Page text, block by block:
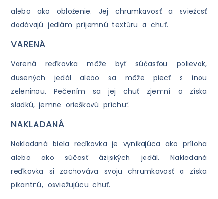
alebo ako obloženie. Jej chrumkavosť a sviežosť
dodávajú jedlám príjemnú textúru a chuť.
VARENÁ
Varená reďkovka môže byť súčasťou polievok,
dusených jedál alebo sa môže piecť s inou
zeleninou. Pečením sa jej chuť zjemní a získa
sladkú, jemne orieškovú príchuť.
NAKLADANÁ
Nakladaná biela reďkovka je vynikajúca ako príloha
alebo ako súčasť ázijských jedál. Nakladaná
reďkovka si zachováva svoju chrumkavosť a získa
pikantnú, osviežujúcu chuť.